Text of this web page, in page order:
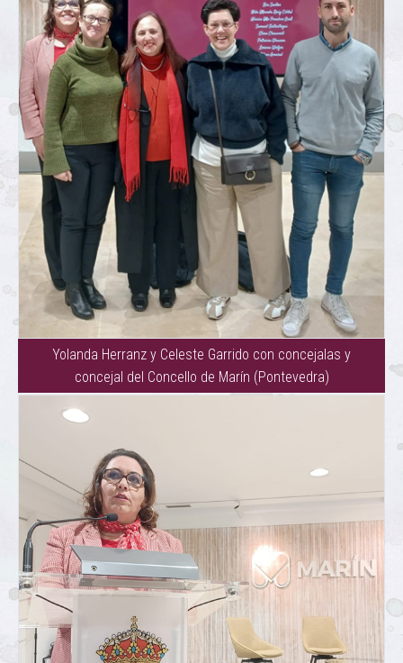
Yolanda Herranz y Celeste Garrido con concejalas y
concejal del Concello de Marín (Pontevedra)